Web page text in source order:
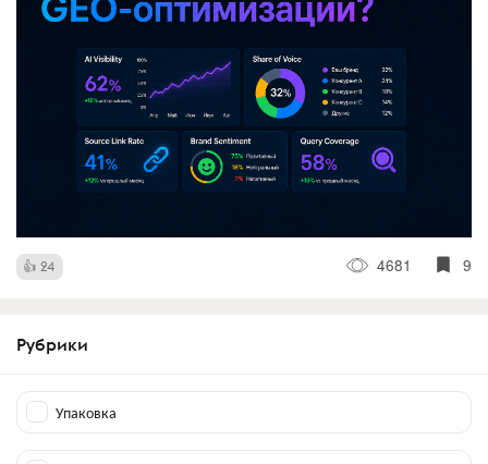
24 4681 9
Рубрики
Упаковка